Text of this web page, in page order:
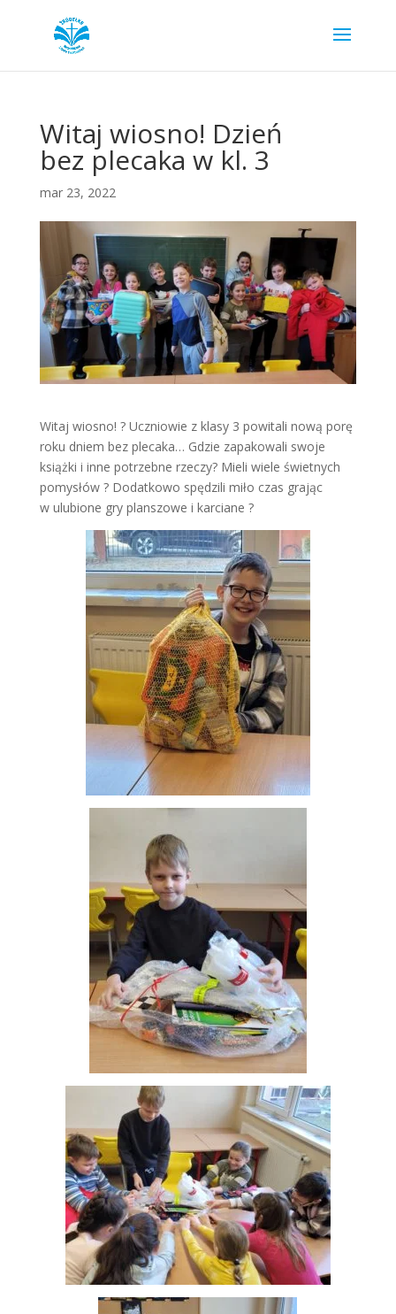
Witaj wiosno! Dzień
bez plecaka w kl. 3
mar 23, 2022
Witaj wiosno! ? Uczniowie z klasy 3 powitali nową porę
roku dniem bez plecaka… Gdzie zapakowali swoje
książki i inne potrzebne rzeczy? Mieli wiele świetnych
pomysłów ? Dodatkowo spędzili miło czas grając
w ulubione gry planszowe i karciane ?